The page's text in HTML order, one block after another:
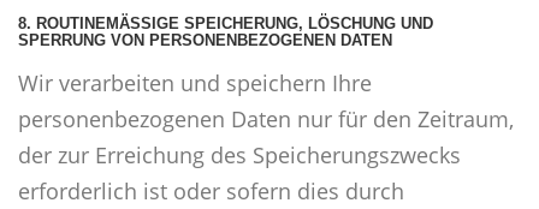
8. ROUTINEMÄSSIGE SPEICHERUNG, LÖSCHUNG UND S
PERRUNG VON PERSONENBEZOGENEN DATEN
Wir verarbeiten und speichern Ihre
personenbezogenen Daten nur für den Zeitraum,
der zur Erreichung des Speicherungszwecks
erforderlich ist oder sofern dies durch